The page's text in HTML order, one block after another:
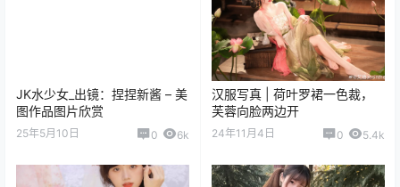
JK水少女_出镜：捏捏新酱 – 美
图作品图片欣赏
25年5月10日 0 6k
汉服写真 | 荷叶罗裙一色裁，
芙蓉向脸两边开
24年11月4日 0 5.4k